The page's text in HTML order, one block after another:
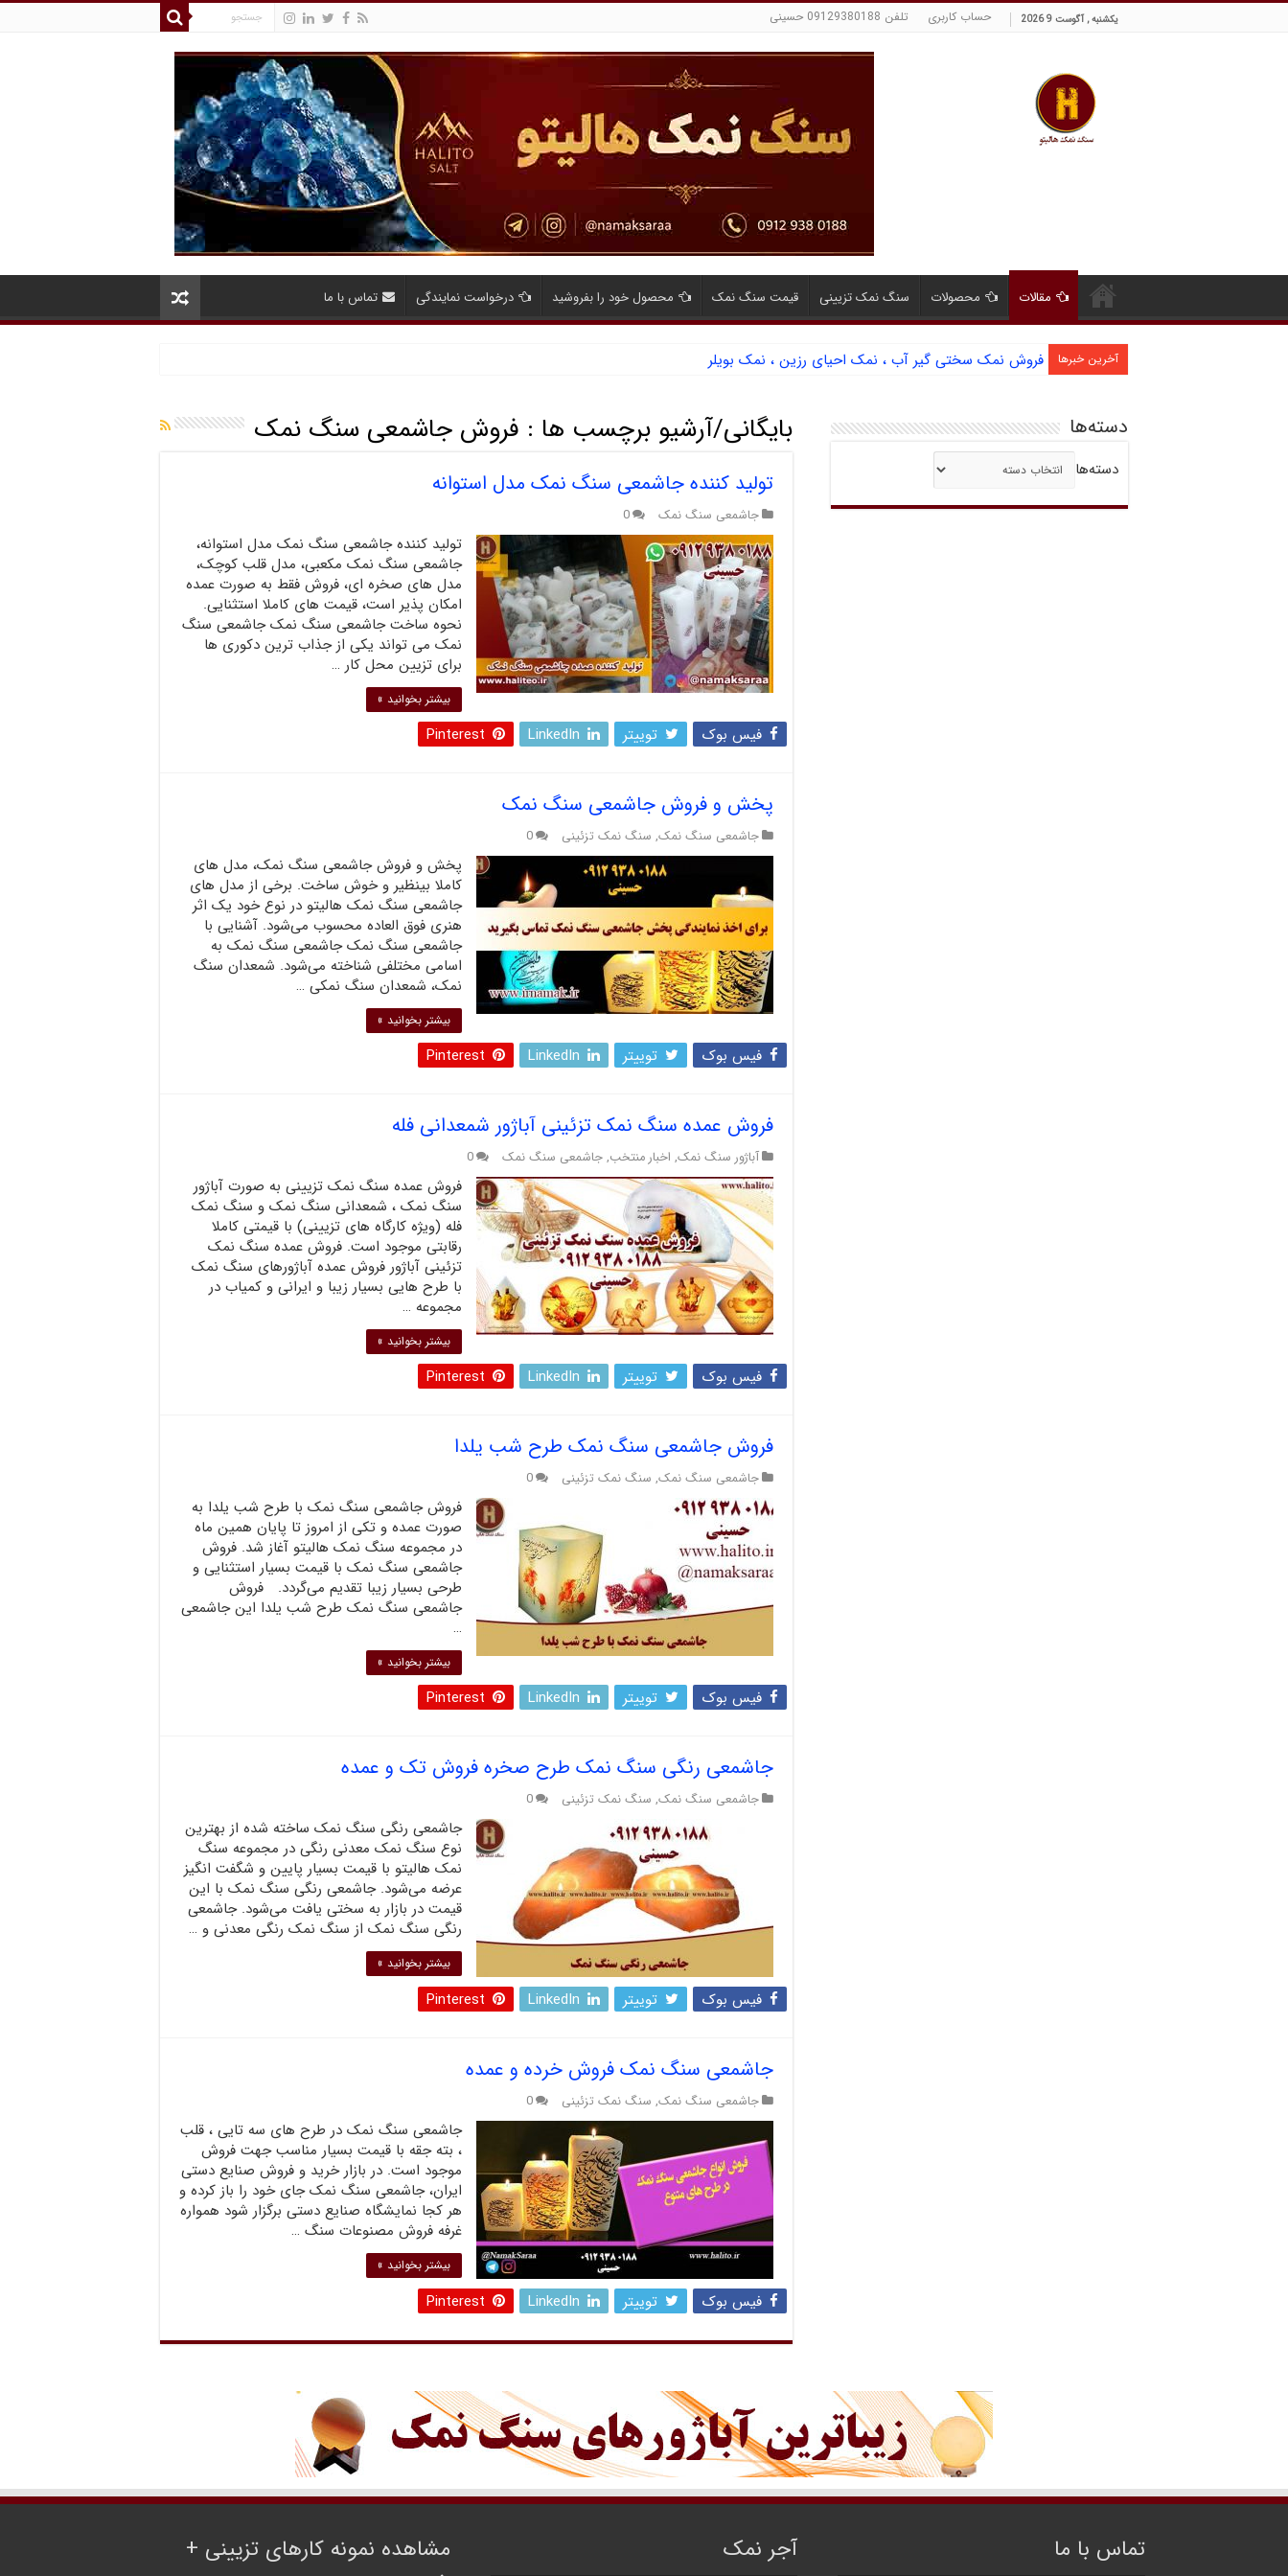
یکشنبه , آگوست 9 2026 حساب کاربری تلفن 09129380188 حسینی
مقالات محصولات سنگ نمک تزیینی قیمت سنگ نمک محصول خود را بفروشید درخواست نمایندگی تماس با ما
آخرین خبرها فروش نمک سختی گیر آب ، نمک احیای رزین ، نمک بویلر
بایگانی/آرشیو برچسب ها : فروش جاشمعی سنگ نمک
تولید کننده جاشمعی سنگ نمک مدل استوانه
جاشمعی سنگ نمک 0
تولید کننده جاشمعی سنگ نمک مدل استوانه،
جاشمعی سنگ نمک مکعبی، مدل قلب کوچک،
مدل های صخره ای، فروش فقط به صورت عمده
امکان پذیر است، قیمت های کاملا استثنایی.
نحوه ساخت جاشمعی سنگ نمک جاشمعی سنگ
نمک می تواند یکی از جذاب ترین دکوری ها
برای تزیین محل کار …
بیشتر بخوانید »
فیس بوک توییتر LinkedIn
Pinterest
پخش و فروش جاشمعی سنگ نمک
جاشمعی سنگ نمک, سنگ نمک تزئینی 0
پخش و فروش جاشمعی سنگ نمک، مدل های
کاملا بینظیر و خوش ساخت. برخی از مدل های
جاشمعی سنگ نمک هالیتو در نوع خود یک اثر
هنری فوق العاده محسوب می‌شود. آشنایی با
جاشمعی سنگ نمک جاشمعی سنگ نمک به
اسامی مختلفی شناخته می‌شود. شمعدان سنگ
نمک، شمعدان سنگ نمکی …
بیشتر بخوانید »
فیس بوک توییتر LinkedIn
Pinterest
فروش عمده سنگ نمک تزئینی آباژور شمعدانی فله
آباژور سنگ نمک, اخبار منتخب, جاشمعی سنگ نمک 0
فروش عمده سنگ نمک تزیینی به صورت آباژور
سنگ نمک ، شمعدانی سنگ نمک و سنگ نمک
فله (ویژه کارگاه های تزیینی) با قیمتی کاملا
رقابتی موجود است. فروش عمده سنگ نمک
تزئینی آباژور فروش عمده آباژورهای سنگ نمک
با طرح هایی بسیار زیبا و ایرانی و کمیاب در
مجموعه …
بیشتر بخوانید »
فیس بوک توییتر LinkedIn
Pinterest
فروش جاشمعی سنگ نمک طرح شب یلدا
جاشمعی سنگ نمک, سنگ نمک تزئینی 0
فروش جاشمعی سنگ نمک با طرح شب یلدا به
صورت عمده و تکی از امروز تا پایان همین ماه
در مجموعه سنگ نمک هالیتو آغاز شد. فروش
جاشمعی سنگ نمک با قیمت بسیار استثنایی و
طرحی بسیار زیبا تقدیم می‌گردد. فروش
جاشمعی سنگ نمک طرح شب یلدا این جاشمعی
…
بیشتر بخوانید »
فیس بوک توییتر LinkedIn
Pinterest
جاشمعی رنگی سنگ نمک طرح صخره فروش تک و عمده
جاشمعی سنگ نمک, سنگ نمک تزئینی 0
جاشمعی رنگی سنگ نمک ساخته شده از بهترین
نوع سنگ نمک معدنی رنگی در مجموعه سنگ
نمک هالیتو با قیمت بسیار پایین و شگفت انگیز
عرضه می‌شود. جاشمعی رنگی سنگ نمک با این
قیمت در بازار به سختی یافت می‌شود. جاشمعی
رنگی سنگ نمک از سنگ نمک رنگی معدنی و …
بیشتر بخوانید »
فیس بوک توییتر LinkedIn
Pinterest
جاشمعی سنگ نمک فروش خرده و عمده
جاشمعی سنگ نمک, سنگ نمک تزئینی 0
جاشمعی سنگ نمک در طرح های سه تایی ، قلب
، بته جقه با قیمت بسیار مناسب جهت فروش
موجود است. در بازار خرید و فروش صنایع دستی
ایران، جاشمعی سنگ نمک جای خود را باز کرده و
هر کجا نمایشگاه صنایع دستی برگزار شود همواره
غرفه فروش مصنوعات سنگ …
بیشتر بخوانید »
فیس بوک توییتر LinkedIn
Pinterest
دسته‌ها
دسته‌ها
تماس با ما آجر نمک
مشاهده نمونه کارهای تزیینی +